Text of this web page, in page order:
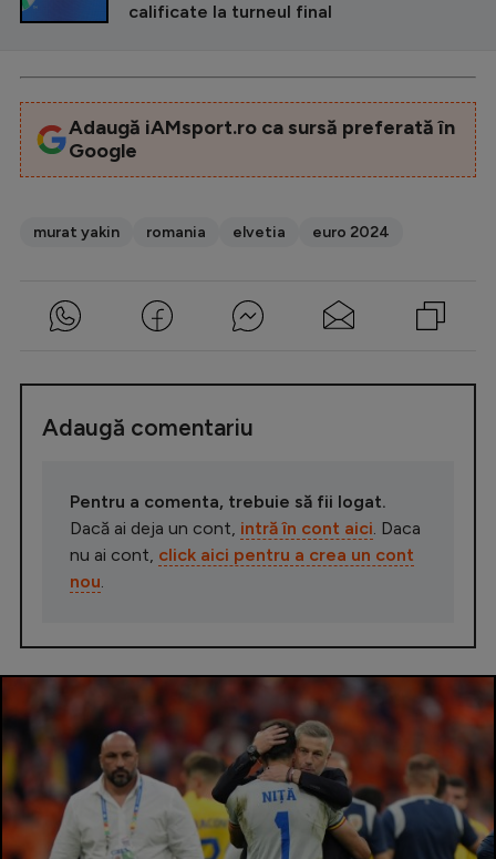
calificate la turneul final
Adaugă iAMsport.ro ca sursă preferată în
Google
murat yakin romania elvetia euro 2024
Adaugă comentariu
Pentru a comenta, trebuie să fii logat.
Dacă ai deja un cont, intră în cont aici. Daca
nu ai cont, click aici pentru a crea un cont
nou.